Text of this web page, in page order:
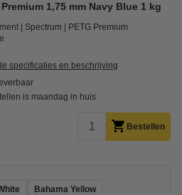
1,75 mm Navy Blue 1 kg
Spectrum
PETG Premium
specificaties en beschrijving
is maandag in huis
Bestellen
Bahama Yellow